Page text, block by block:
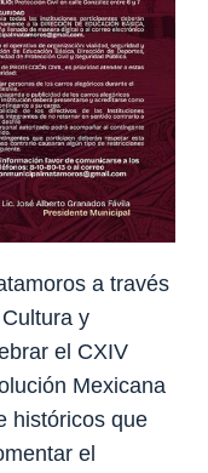
a través
y
el CXIV
Mexicana
históricos que
el